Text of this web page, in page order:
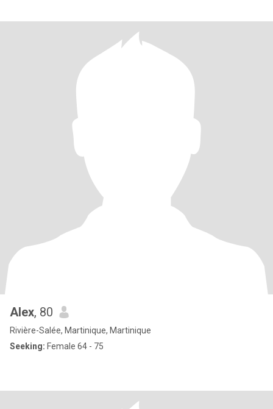
Alex, 80
Rivière-Salée, Martinique, Martinique
Seeking: Female 64 - 75